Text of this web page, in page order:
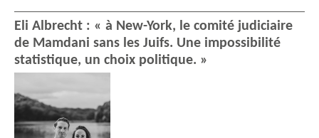
Eli Albrecht : « à New-York, le comité judiciaire
de Mamdani sans les Juifs. Une impossibilité
statistique, un choix politique. »